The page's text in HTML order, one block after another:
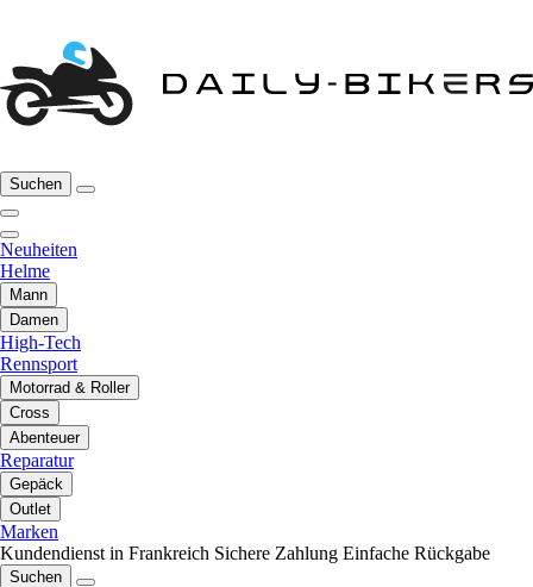
Suchen
Neuheiten
Helme
Mann
Damen
High-Tech
Rennsport
Motorrad & Roller
Cross
Abenteuer
Reparatur
Gepäck
Outlet
Marken
Kundendienst in Frankreich Sichere Zahlung Einfache Rückgabe
Suchen